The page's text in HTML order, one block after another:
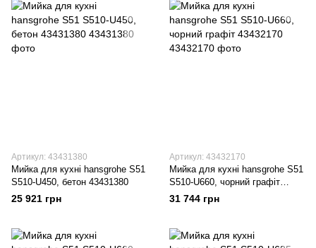
Артикул: 43431380
Мийка для кухні hansgrohe S51
S510-U450, бетон 43431380
25 921 грн
Артикул: 43432170
Мийка для кухні hansgrohe S51
S510-U660, чорний графіт
43432170
31 744 грн